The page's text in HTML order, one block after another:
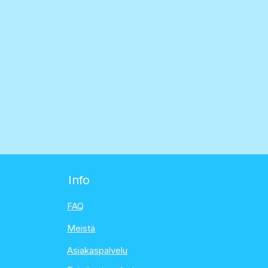
Info
FAQ
Meistä
Asiakaspalvelu